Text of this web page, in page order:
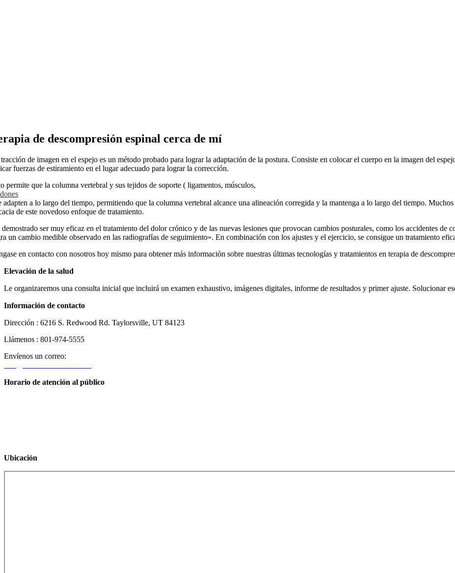
de descompresión espinal cerca de mí
de imagen en el espejo es un método probado para lograr la adaptación de la postura. Consiste en colocar el cuerpo en la imagen del
fuerzas de estiramiento en el lugar adecuado para lograr la corrección.
permite que la columna vertebral y sus tejidos de soporte ( ligamentos, músculos,
adapten a lo largo del tiempo, permitiendo que la columna vertebral alcance una alineación corregida y la mantenga a lo largo del tiempo.
de este novedoso enfoque de tratamiento.
demostrado ser muy eficaz en el tratamiento del dolor crónico y de las nuevas lesiones que provocan cambios posturales, como los accidentes de
un cambio medible observado en las radiografías de seguimiento». En combinación con los ajustes y el ejercicio, se consigue un tratamiento
en contacto con nosotros hoy mismo para obtener más información sobre nuestras últimas tecnologías y tratamientos en terapia de
Elevación de la salud
Le organizaremos una consulta inicial que incluirá un examen exhaustivo, imágenes digitales, informe de resultados y primer ajuste. Solucionar
Información de contacto
Dirección : 6216 S. Redwood Rd. Taylorsville, UT 84123
Llámenos : 801-974-5555
Envíenos un correo:
Horario de atención al público
Ubicación